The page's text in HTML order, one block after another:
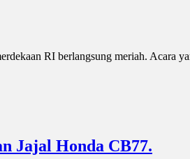
RI berlangsung meriah. Acara
Jajal Honda CB77.